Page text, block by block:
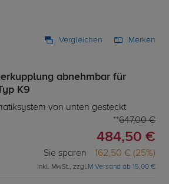
Vergleichen Merken
abnehmbar für
K9
von unten gesteckt
647,00 €
484,50 €
Sie sparen 162,50 € (25%)
inkl. MwSt., zzgl.M Versand ab 15,00 €